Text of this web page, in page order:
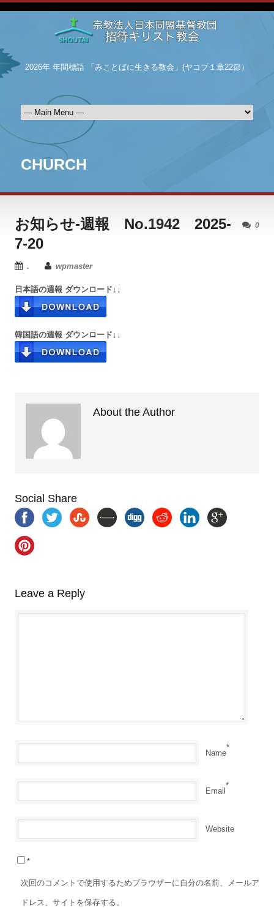
2026年 年間標語 「みことばに生きる教会」(ヤコブ１章22節）
CHURCH
0
お知らせ-週報 No.1942 2025-
7-20
. wpmaster
日本語の週報 ダウンロード↓↓
韓国語の週報 ダウンロード↓↓
About the Author
Social Share
Leave a Reply
Name
*
Email
*
Website
次回のコメントで使用するためブラウザーに自分の名前、メールア
ドレス、サイトを保存する。
*